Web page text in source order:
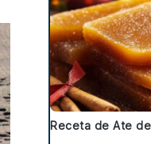
Receta de Ate